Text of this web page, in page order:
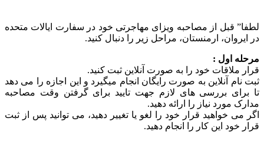
لطفا” قبل از مصاحبه ویزای مهاجرتی خود در سفارت ایالات متحده
در ایروان، ارمنستان، مراحل زیر را دنبال کنید.
مرحله اول :
قرار ملاقات خود را به صورت آنلاین ثبت کنید.
ثبت نام آنلاین به صورت رایگان انجام میگیرد و این اجازه را می دهد
تا برای بررسی های لازم جهت تایید برای گرفتن وقت مصاحبه
مدارک مورد نیاز را ارائه دهید.
اگر می خواهید قرار خود را لغو یا تغییر دهید، می توانید پس از ثبت
قرار خود این کار را انجام دهید.